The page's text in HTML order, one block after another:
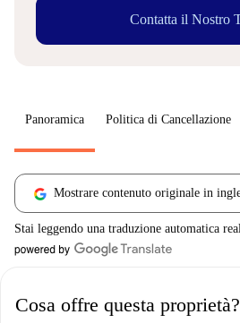
Contatta il Nostro
Panoramica Politica di Cancellazione
Mostrare contenuto originale in
Stai leggendo una traduzione automatica
Cosa offre questa proprietà?